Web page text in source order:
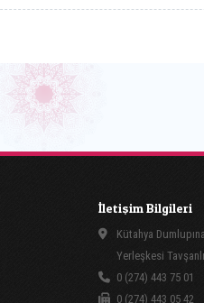
İletişim Bilgileri
Kütahya
Yerleşkesi
0 (274) 443 75 01
0 (274) 443 05 42